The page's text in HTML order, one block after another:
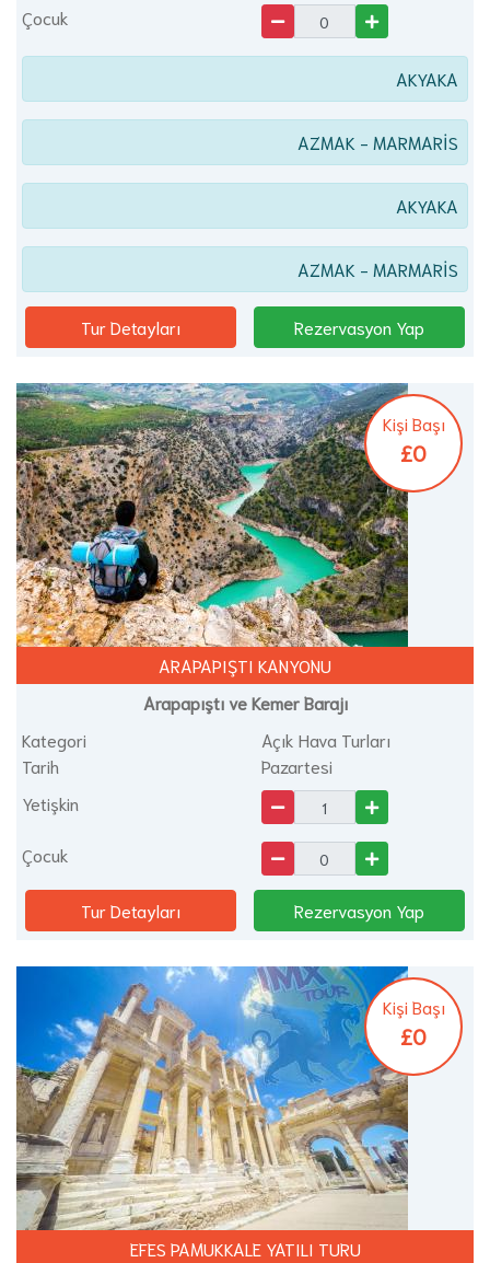
Çocuk
AKYAKA
AZMAK - MARMARİS
AKYAKA
AZMAK - MARMARİS
Tur Detayları Rezervasyon Yap
ARAPAPIŞTI KANYONU
Arapapıştı ve Kemer Barajı
Kişi Başı
£0
Kategori
Açık Hava Turları
Tarih
Pazartesi
Yetişkin
Çocuk
Tur Detayları Rezervasyon Yap
EFES PAMUKKALE YATILI TURU
Kişi Başı
£0